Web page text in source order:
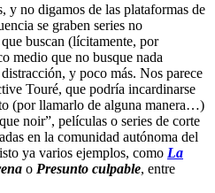
y no digamos de las plataformas de
se graben series no
buscan (lícitamente, por
medio que no busque nada
y poco más. Nos parece
Touré, que podría incardinarse
(por llamarlo de alguna manera…)
noir”, películas o series de corte
en la comunidad autónoma del
ya varios ejemplos, como La
o Presunto culpable, entre